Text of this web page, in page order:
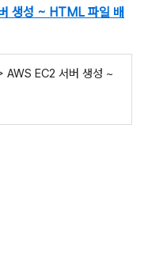
생성 ~ HTML 파일 배
AWS EC2 서버 생성 ~